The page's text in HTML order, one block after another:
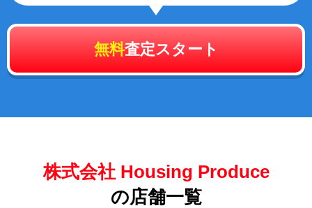
無料査定スタート
株式会社 Housing Produce
の店舗一覧